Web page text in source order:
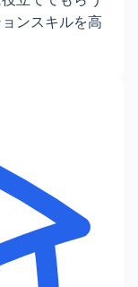
ンスキルを高